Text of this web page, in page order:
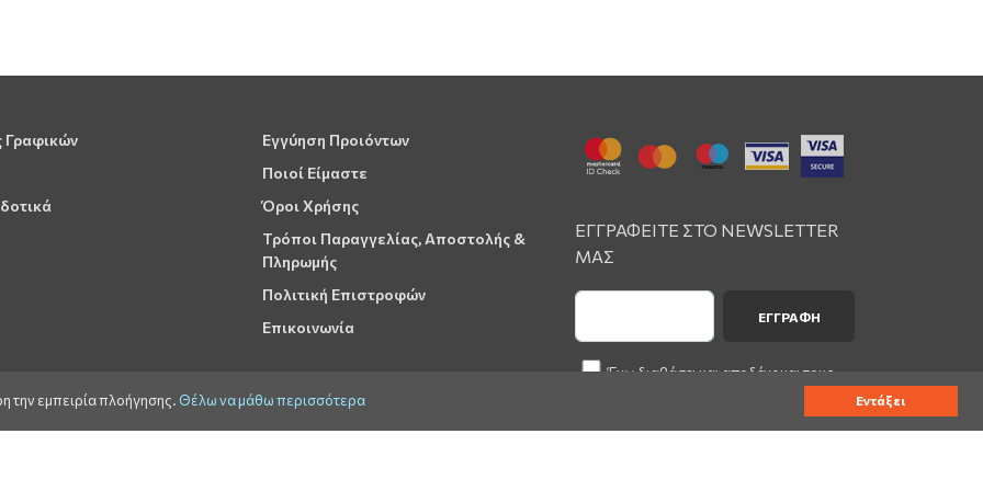
την εμπειρία πλοήγησης. Θέλω να μάθω περισσότερα Εντάξει
Γραφικών
Εγγύηση Προιόντων
Ποιοί Είμαστε
Όροι Χρήσης
Τρόποι Παραγγελίας, Αποστολής &
Πληρωμής
Πολιτική Επιστροφών
Επικοινωνία
ΕΓΓΡΑΦΕΙΤΕ ΣΤΟ NEWSLETTER
ΜΑΣ
ΕΓΓΡΑΦΉ
Έχω διαβάσει και αποδέχομαι τους